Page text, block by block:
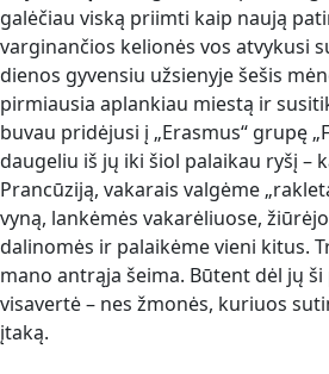
galėčiau viską priimti kaip naują
varginančios kelionės vos atvykusi
dienos gyvensiu užsienyje šešis
pirmiausia aplankiau miestą ir
buvau pridėjusi į „Erasmus“ grupę
daugeliu iš jų iki šiol palaikau ryšį –
Prancūziją, vakarais valgėme
vyną, lankėmės vakarėliuose,
dalinomės ir palaikėme vieni kitus.
mano antrąja šeima. Būtent dėl jų
visavertė – nes žmonės, kuriuos
įtaką.